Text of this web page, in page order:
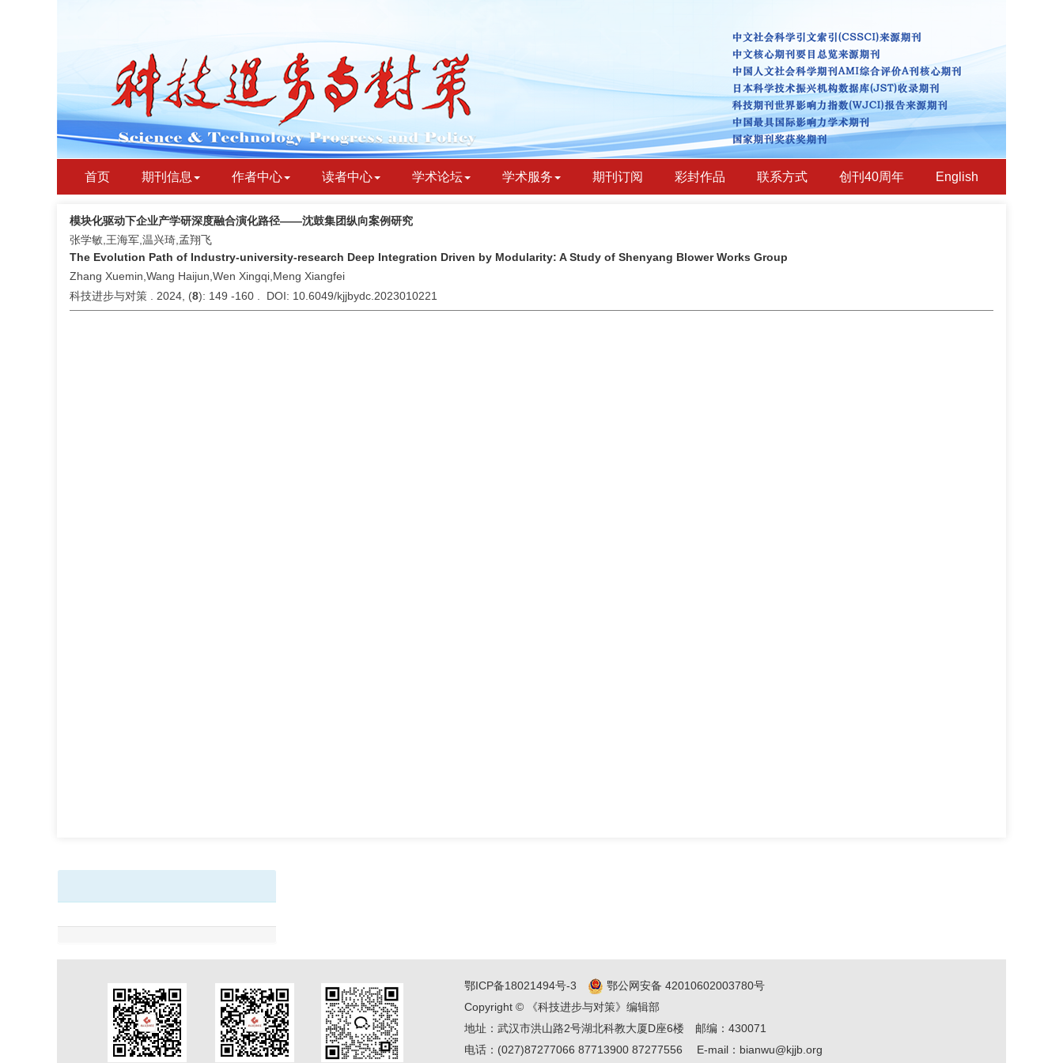
首页 期刊信息 作者中心 读者中心 学术论坛 学术服务 期刊订阅 彩封作品 联系方式 创刊40周年 English
模块化驱动下企业产学研深度融合演化路径——沈鼓集团纵向案例研究
张学敏,王海军,温兴琦,孟翔飞
The Evolution Path of Industry-university-research Deep Integration Driven by Modularity: A Study of Shenyang Blower Works Group
Zhang Xuemin,Wang Haijun,Wen Xingqi,Meng Xiangfei
科技进步与对策 . 2024, (8): 149 -160 . DOI: 10.6049/kjjbydc.2023010221
鄂ICP备18021494号-3
鄂公网安备 42010602003780号
Copyright © 《科技进步与对策》编辑部
地址：武汉市洪山路2号湖北科教大厦D座6楼 邮编：430071
电话：(027)87277066 87713900 87277556
E-mail：bianwu@kjjb.org